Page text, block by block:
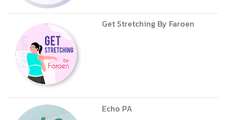
Get Stretching By Faroen
Echo PA